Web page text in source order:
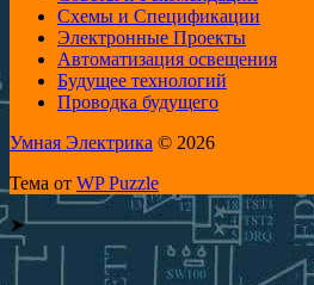
Схемы и Спецификации
Электронные Проекты
Автоматизация освещения
Будущее технологий
Проводка будущего
Умная Электрика © 2026
Тема от WP Puzzle
➤